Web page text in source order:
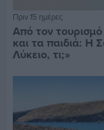
Πριν 15 ημέρες
Από τον τουρισμό
και τα παιδιά: Η
Λύκειο, τι;»